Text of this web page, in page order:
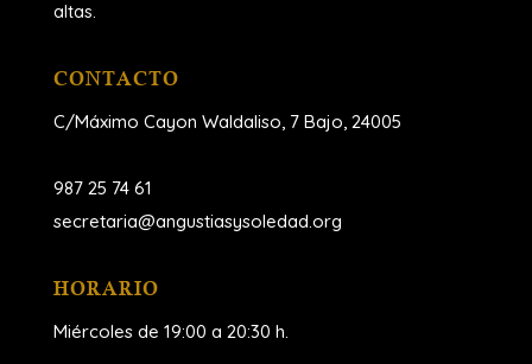
altas.
CONTACTO
C/Máximo Cayon Waldaliso, 7 Bajo, 24005
987 25 74 61
secretaria@angustiasysoledad.org
HORARIO
Miércoles de 19:00 a 20:30 h.